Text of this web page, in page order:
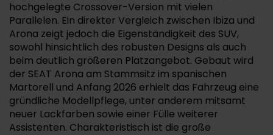
hochgelegte Crossover-Version mit vielen
Parallelen. Ein direkter Vergleich zwischen Ibiza und
Arona zeigt jedoch die Eigenständigkeit des SUV,
sowohl hinsichtlich des robusten Designs als auch
beim deutlich größeren Platzangebot. Gebaut wird
der SEAT Arona am Stammsitz im spanischen
Martorell und Anfang 2026 erhielt das Fahrzeug eine
gründliche Modellpflege, unter anderem mitsamt
neuer Lackfarben sowie einer Fülle weiterer
Assistenten. Charakteristisch ist die große